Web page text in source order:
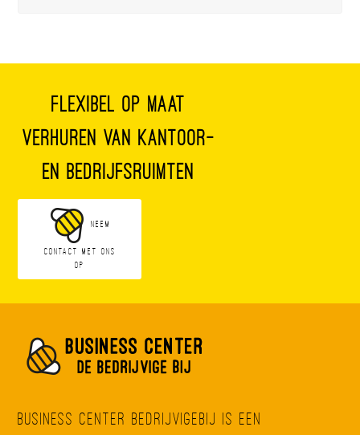
Flexibel op maat
verhuren van kantoor-
en bedrijfsruimten
Neem
contact met ons
op
Business Center BedrijvigeBij is een